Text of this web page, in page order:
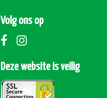
Volg ons op
Deze website is veilig